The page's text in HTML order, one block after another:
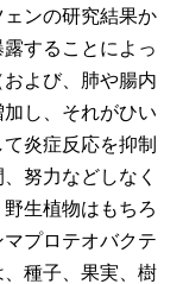
ェンの研究結果か
することによっ
よび、肺や腸内
し、それがひい
炎症反応を抑制
努力などしなく
生植物はもちろ
プロテオバクテ
種子、果実、樹